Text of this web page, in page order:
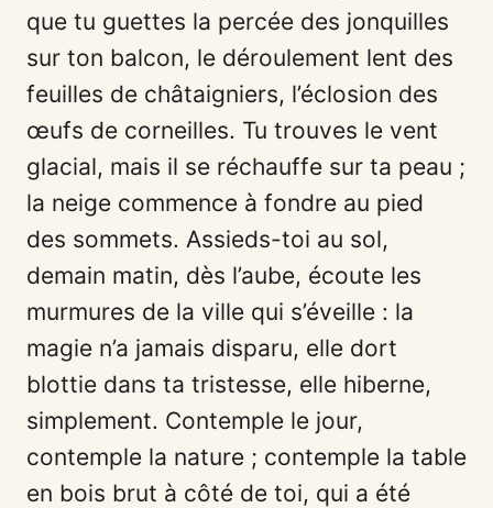
que tu guettes la percée des jonquilles
sur ton balcon, le déroulement lent des
feuilles de châtaigniers, l’éclosion des
œufs de corneilles. Tu trouves le vent
glacial, mais il se réchauffe sur ta peau ;
la neige commence à fondre au pied
des sommets. Assieds-toi au sol,
demain matin, dès l’aube, écoute les
murmures de la ville qui s’éveille : la
magie n’a jamais disparu, elle dort
blottie dans ta tristesse, elle hiberne,
simplement. Contemple le jour,
contemple la nature ; contemple la table
en bois brut à côté de toi, qui a été